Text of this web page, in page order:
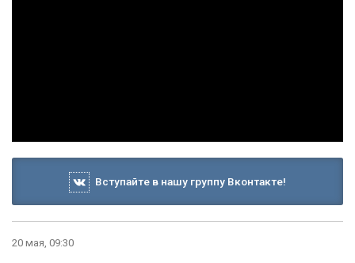
Вступайте в нашу группу Вконтакте!
20 мая, 09:30